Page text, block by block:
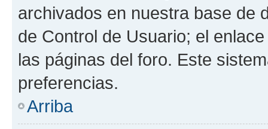
archivados en nuestra base de
de Control de Usuario; el
las páginas del foro. Este
preferencias.
Arriba